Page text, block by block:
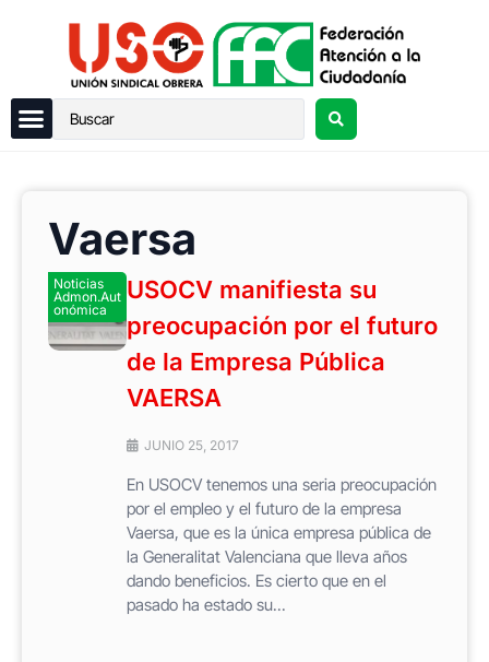
Vaersa
Noticias
Admon.Aut
onómica
USOCV manifiesta su
preocupación por el futuro
de la Empresa Pública
VAERSA
JUNIO 25, 2017
En USOCV tenemos una seria preocupación
por el empleo y el futuro de la empresa
Vaersa, que es la única empresa pública de
la Generalitat Valenciana que lleva años
dando beneficios. Es cierto que en el
pasado ha estado su...